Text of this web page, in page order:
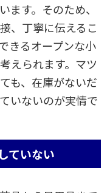
ます。そのため、
、丁寧に伝えるこ
きるオープンな小
えられます。マツ
も、在庫がないだ
いないのが実情で
ていない